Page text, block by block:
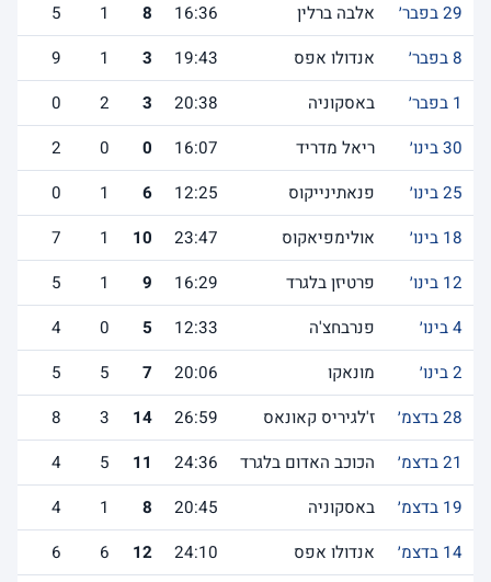
29 בפבר׳
אלבה ברלין 16:36
8
1
5
8 בפבר׳
אנדולו אפס 19:43
3
1
9
1 בפבר׳
באסקוניה 20:38
3
2
0
30 בינו׳
ריאל מדריד 16:07
0
0
2
25 בינו׳
פנאתינייקוס 12:25
6
1
0
18 בינו׳
אולימפיאקוס 23:47
10
1
7
12 בינו׳
פרטיזן בלגרד 16:29
9
1
5
4 בינו׳
פנרבחצ'ה 12:33
5
0
4
2 בינו׳
מונאקו 20:06
7
5
5
28 בדצמ׳
ז'לגיריס קאונאס 26:59
14
3
8
21 בדצמ׳
הכוכב האדום בלגרד 24:36
11
5
4
19 בדצמ׳
באסקוניה 20:45
8
1
4
14 בדצמ׳
אנדולו אפס 24:10
12
6
6